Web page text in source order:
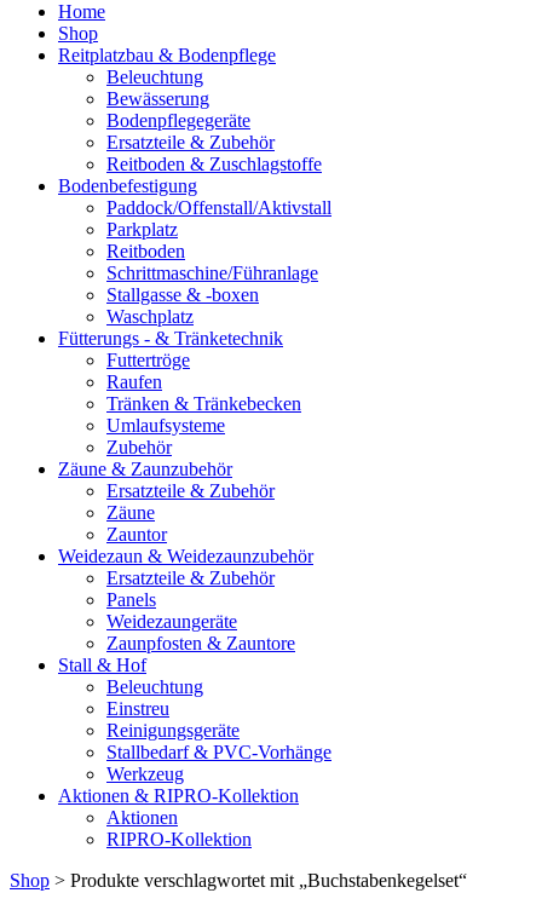
Home
Shop
Reitplatzbau & Bodenpflege
Beleuchtung
Bewässerung
Bodenpflegegeräte
Ersatzteile & Zubehör
Reitboden & Zuschlagstoffe
Bodenbefestigung
Paddock/Offenstall/Aktivstall
Parkplatz
Reitboden
Schrittmaschine/Führanlage
Stallgasse & -boxen
Waschplatz
Fütterungs - & Tränketechnik
Futtertröge
Raufen
Tränken & Tränkebecken
Umlaufsysteme
Zubehör
Zäune & Zaunzubehör
Ersatzteile & Zubehör
Zäune
Zauntor
Weidezaun & Weidezaunzubehör
Ersatzteile & Zubehör
Panels
Weidezaungeräte
Zaunpfosten & Zauntore
Stall & Hof
Beleuchtung
Einstreu
Reinigungsgeräte
Stallbedarf & PVC-Vorhänge
Werkzeug
Aktionen & RIPRO-Kollektion
Aktionen
RIPRO-Kollektion
Shop > Produkte verschlagwortet mit „Buchstabenkegelset“